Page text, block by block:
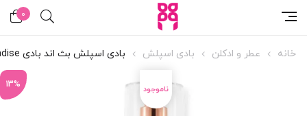
0
خانه عطر و ادکلن بادی اسپلش بادی اسپلش بث اند بادی Coco Paradise
13%